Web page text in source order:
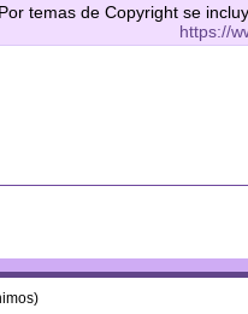
Por temas de Copyright se
https://